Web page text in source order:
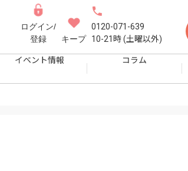
ログイン/
登録
キープ
0120-071-639
10-21時 (土曜以外)
イベント情報 コラム